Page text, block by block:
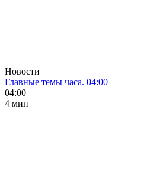
Новости
Главные темы часа. 04:00
04:00
4 мин